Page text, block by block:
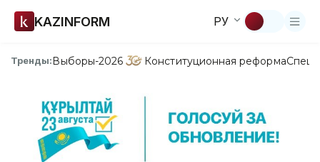
KAZINFORM РУ
Тренды:Выборы-2026 Конституционная реформа